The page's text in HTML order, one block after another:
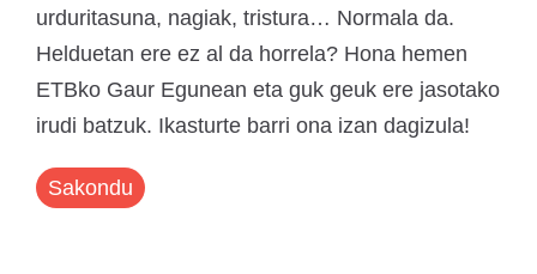
urduritasuna, nagiak, tristura… Normala da.
Helduetan ere ez al da horrela? Hona hemen
ETBko Gaur Egunean eta guk geuk ere jasotako
irudi batzuk. Ikasturte barri ona izan dagizula!
Sakondu